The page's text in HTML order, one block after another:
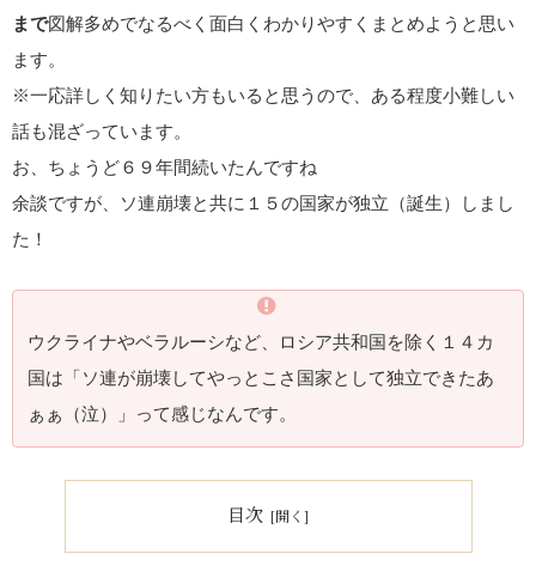
まで図解多めでなるべく面白くわかりやすくまとめようと思い
ます。
※一応詳しく知りたい方もいると思うので、ある程度小難しい
話も混ざっています。
お、ちょうど６９年間続いたんですね
余談ですが、ソ連崩壊と共に１５の国家が独立（誕生）しまし
た！
ウクライナやベラルーシなど、ロシア共和国を除く１４カ
国は「ソ連が崩壊してやっとこさ国家として独立できたあ
ぁぁ（泣）」って感じなんです。
目次